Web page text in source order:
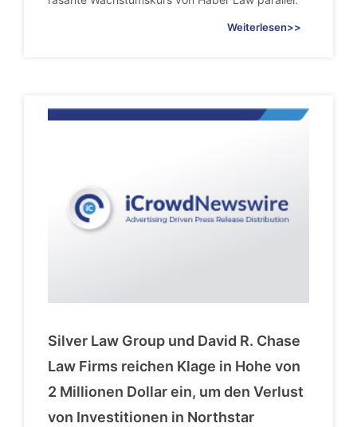
Weiterlesen>>
Silver Law Group und David R. Chase
Law Firms reichen Klage in Hohe von
2 Millionen Dollar ein, um den Verlust
von Investitionen in Northstar